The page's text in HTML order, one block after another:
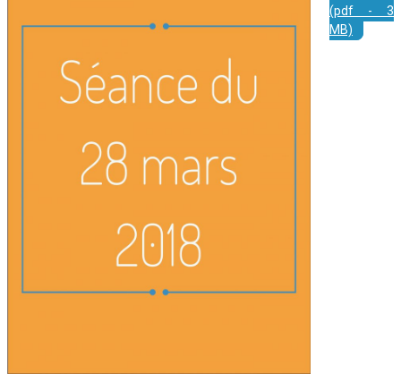
(pdf - 3
MB)